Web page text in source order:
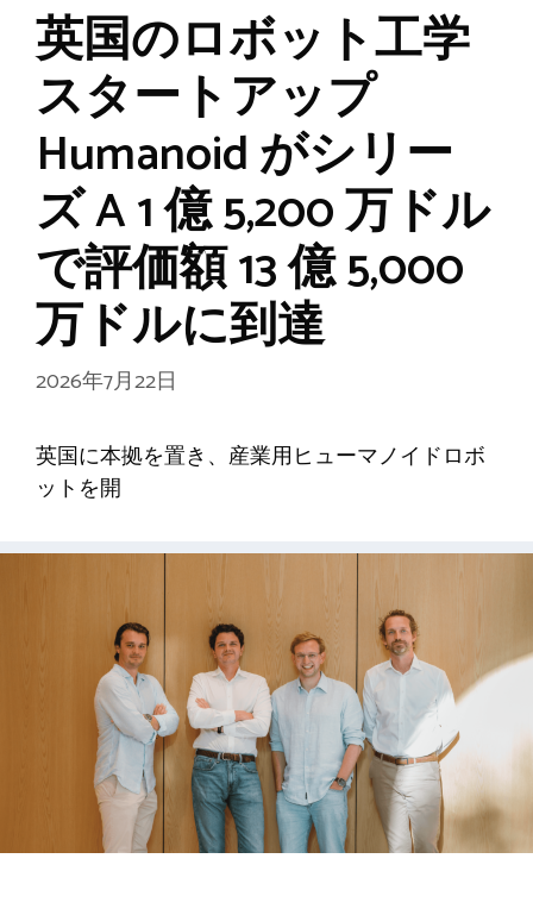
英国のロボット工学
スタートアップ
Humanoid がシリー
ズ A 1 億 5,200 万ドル
で評価額 13 億 5,000
万ドルに到達
2026年7月22日
英国に本拠を置き、産業用ヒューマノイドロボ
ットを開